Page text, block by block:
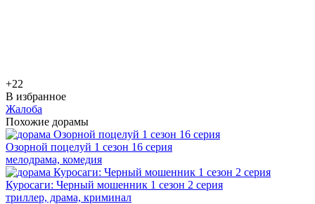
+22
В избранное
Жалоба
Похожие дорамы
Озорной поцелуй 1 сезон 16 серия
мелодрама, комедия
Куросаги: Черный мошенник 1 сезон 2 серия
триллер, драма, криминал